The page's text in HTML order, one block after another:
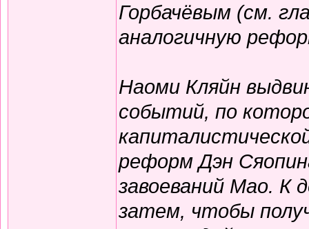
Горбачёвым (см.
аналогичную
Наоми Кляйн
событий, по
реформ Дэн
завоеваний Мао. К
затем, чтобы